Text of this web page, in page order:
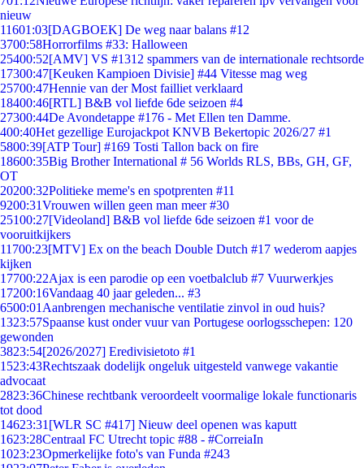
nieuw
11601:03[DAGBOEK] De weg naar balans #12
3700:58Horrorfilms #33: Halloween
25400:52[AMV] VS #1312 spammers van de internationale rechtsorde
17300:47[Keuken Kampioen Divisie] #44 Vitesse mag weg
25700:47Hennie van der Most failliet verklaard
18400:46[RTL] B&B vol liefde 6de seizoen #4
27300:44De Avondetappe #176 - Met Ellen ten Damme.
400:40Het gezellige Eurojackpot KNVB Bekertopic 2026/27 #1
5800:39[ATP Tour] #169 Tosti Tallon back on fire
18600:35Big Brother International # 56 Worlds RLS, BBs, GH, GF,
OT
20200:32Politieke meme's en spotprenten #11
9200:31Vrouwen willen geen man meer #30
25100:27[Videoland] B&B vol liefde 6de seizoen #1 voor de
vooruitkijkers
11700:23[MTV] Ex on the beach Double Dutch #17 wederom aapjes
kijken
17700:22Ajax is een parodie op een voetbalclub #7 Vuurwerkjes
17200:16Vandaag 40 jaar geleden... #3
6500:01 Aanbrengen mechanische ventilatie zinvol in oud huis?
1323:57Spaanse kust onder vuur van Portugese oorlogsschepen: 120
gewonden
3823:54[2026/2027] Eredivisietoto #1
1523:43Rechtszaak dodelijk ongeluk uitgesteld vanwege vakantie
advocaat
2823:36Chinese rechtbank veroordeelt voormalige lokale functionaris
tot dood
14623:31 [WLR SC #417] Nieuw deel openen was kaputt
1623:28Centraal FC Utrecht topic #88 - #CorreiaIn
1023:23Opmerkelijke foto's van Funda #243